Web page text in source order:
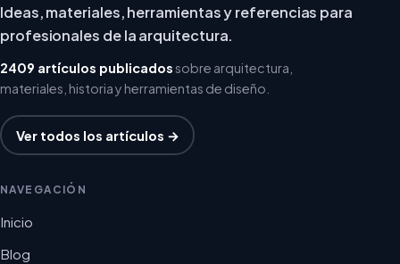
Ideas, materiales, herramientas y referencias para
profesionales de la arquitectura.
2409 artículos publicadossobre arquitectura,
materiales, historia y herramientas de diseño.
Ver todos los artículos →
NAVEGACIÓN
Inicio
Blog